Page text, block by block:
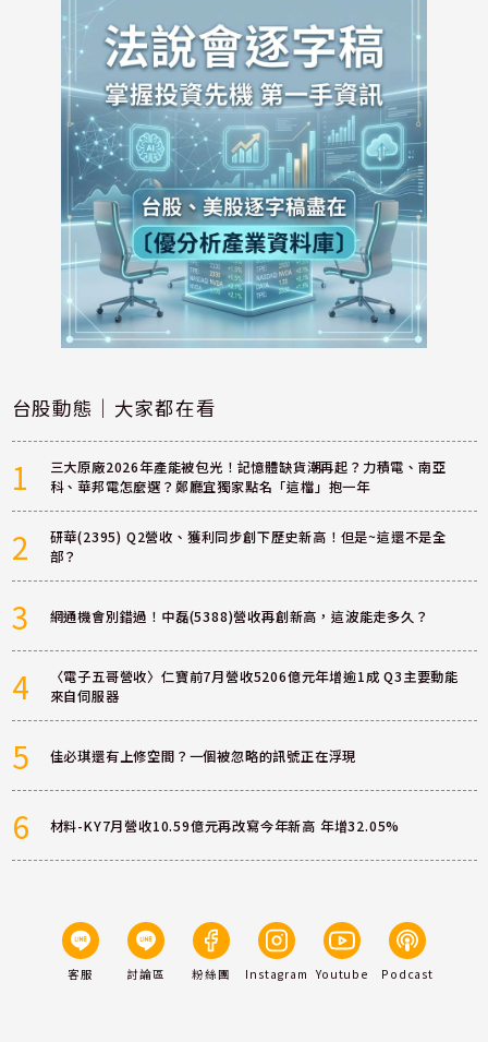
台股動態｜大家都在看
1
三大原廠2026年產能被包光！記憶體缺貨潮再起？力積電、南亞
科、華邦電怎麼選？鄭廳宜獨家點名「這檔」抱一年
2
研華(2395) Q2營收、獲利同步創下歷史新高！但是~這還不是全
部？
3 網通機會別錯過！中磊(5388)營收再創新高，這波能走多久？
4
〈電子五哥營收〉仁寶前7月營收5206億元年增逾1成 Q3主要動能
來自伺服器
5 佳必琪還有上修空間？一個被忽略的訊號正在浮現
6 材料-KY7月營收10.59億元再改寫今年新高 年增32.05%
客服 討論區 粉絲團 Instagram Youtube Podcast